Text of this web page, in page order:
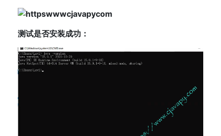
测试是否安装成功：